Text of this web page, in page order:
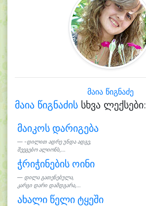
მაია წიგნაძე
მაია წიგნაძის სხვა ლექსები:
მაიკოს დარიგება
-დილით ადრე უნდა ადგე,
შეეგებო ალიონს,...
ჭრიჭინების ოინი
დილა გათენებულა,
კარგი დარი დამდგარა,...
ახალი წელი ტყეში